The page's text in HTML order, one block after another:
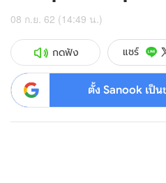
08 ก.ย. 62 (14:49 น.)
กดฟัง แชร์
ตั้ง Sanook เป็